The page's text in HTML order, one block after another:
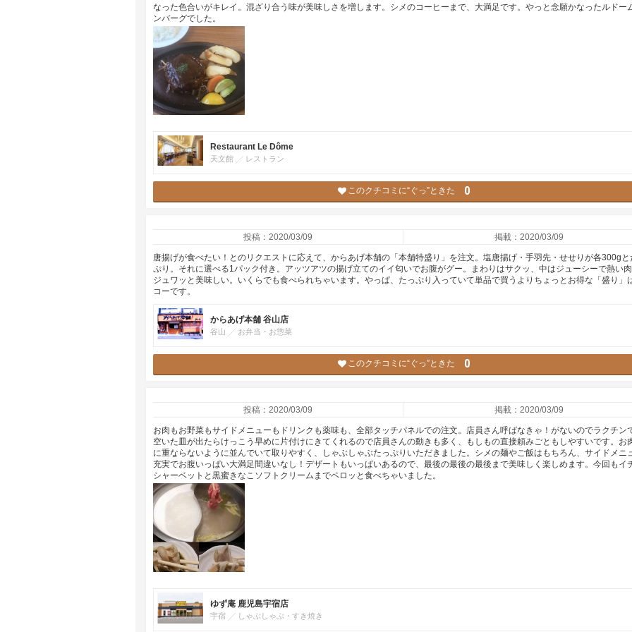
なった色合いがキレイ。混ざり合う味が美味しさを増します。シメのコーヒーまで、大満足です。やっと念願かなったルドー
ンバーグでした。
Restaurant Le Dôme
天文館 レストラン
このクチコミに“ぐっ”ときた 0
投稿：2020/03/09 掲載：2020/03/09
唐揚げが食べたい！とのリクエストに応えて、からあげ本舗の「本舗特盛り」を注文。塩唐揚げ・手羽先・せせりが各300gと
ぷり。それに選べる1パック付き。アッツアツの揚げ立てのイイ匂いでお腹がグー。まわりはサクッ、中はジューシーで熱い
ジュワッと美味しい。いくらでも食べられちゃいます。やっぱ、たっぷり入っていて単品で買うよりちょっとお得な「盛り」
コーです。
からあげ本舗 谷山店
谷山 お弁当・お惣菜
このクチコミに“ぐっ”ときた 0
投稿：2020/03/09 掲載：2020/03/09
お肉もお野菜もサイドメニューもドリンクも薬味も、全部タッチパネルでの注文。店員さん呼ばなきゃ！がないのでラクチン
空いた皿が出たらけっこう早めに片付けにきてくれるので店員さんの動きも多く、もしもの直接頼みごともしやすいです。お
に重ならないように並んでいて取りやすく、しゃぶしゃぶたっぷりいただきました。シメの麺やご飯はもちろん、サイドメニ
充実でお腹いっぱい大満足間違いなし！デザートもいっぱいあるので、最後の最後の最後まで美味しく楽しめます。今回もイ
シャーベットと黒蜜きなこソフトクリームまでペロッと食べちゃいました。
ゆず庵 鹿児島宇宿店
宇宿 しゃぶしゃぶ・すき焼き